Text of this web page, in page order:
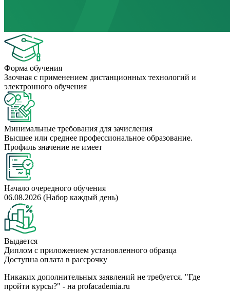
Форма обучения
Заочная с применением дистанционных технологий и
электронного обучения
Минимальные требования для зачисления
Высшее или среднее профессиональное образование.
Профиль значение не имеет
Начало очередного обучения
06.08.2026 (Набор каждый день)
Выдается
Диплом с приложением установленного образца
Доступна оплата в рассрочку
Никаких дополнительных заявлений не требуется. "Где
пройти курсы?" - на profacademia.ru